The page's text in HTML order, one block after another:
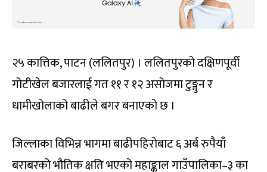
२५ कात्तिक, पाटन (ललितपुर) । ललितपुरको दक्षिणपूर्वी
गोटीखेल बजारलाई गत ११ र १२ असोजमा टुङ्गुन र
धामीखोलाको बाढीले बगर बनाएको छ ।
जिल्लाका विभिन्न भागमा बाढीपहिरोबाट ६ अर्ब रुपैयाँ
बराबरको भौतिक क्षति भएको महाङ्काल गाउँपालिका–३ का